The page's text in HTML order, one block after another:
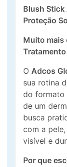
Blush Stick
Proteção
Muito mais
O Adcos
sua rotina
do formato
de um
busca
com a
visível e
Por que